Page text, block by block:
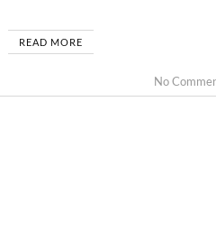
READ MORE
No